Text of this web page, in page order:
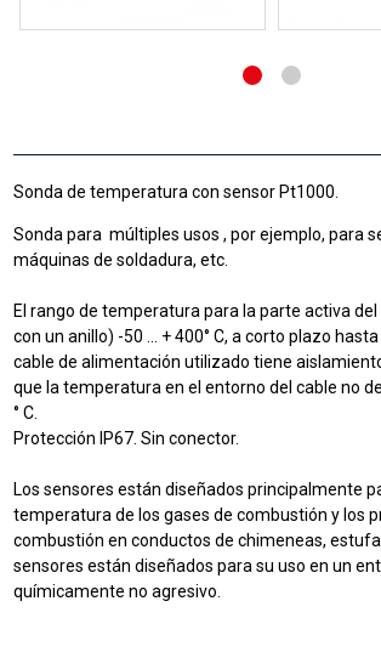
Sonda de temperatura con sensor Pt1000.
Sonda para múltiples usos , por ejemplo, para
máquinas de soldadura, etc.
El rango de temperatura para la parte activa
con un anillo) -50 ... +400° C, a corto plazo hasta
cable de alimentación utilizado tiene
que la temperatura en el entorno del cable no
° C.
Protección IP67. Sin conector.
Los sensores están diseñados principalmente
temperatura de los gases de combustión y los
combustión en conductos de chimeneas,
sensores están diseñados para su uso en un
químicamente no agresivo.